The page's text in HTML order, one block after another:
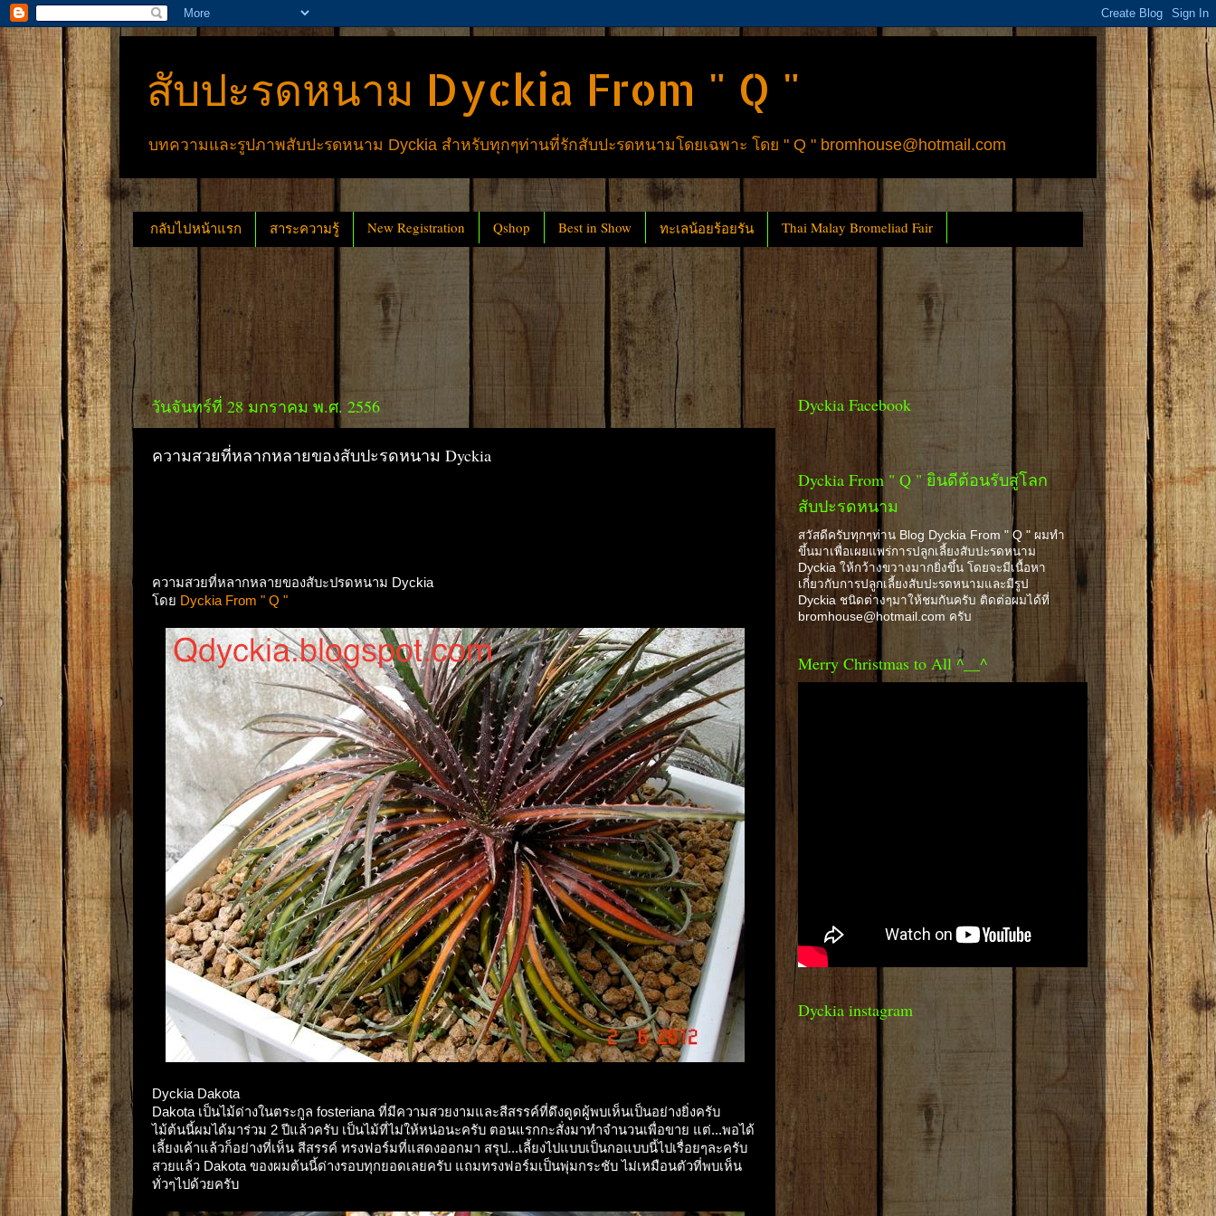
สับปะรดหนาม Dyckia From " Q "
บทความและรูปภาพสับปะรดหนาม Dyckia สำหรับทุกๆท่านที่รักสับปะรดหนามโดยเฉพาะ โดย " Q " bromhouse@hotmail.com
กลับไปหน้าแรก สาระความรู้ New Registration Qshop Best in Show ทะเลน้อยร้อยรัน Thai Malay Bromeliad Fair
วันจันทร์ที่ 28 มกราคม พ.ศ. 2556
ความสวยที่หลากหลายของสับปะรดหนาม Dyckia
ความสวยที่หลากหลายของสับะปรดหนาม Dyckia
โดย Dyckia From " Q "
Dyckia Dakota
Dakota เป็นไม้ด่างในตระกูล fosteriana ที่มีความสวยงามและสีสรรค์ที่ดึงดูดผู้พบเห็นเป็นอย่างยิ่งครับ
ไม้ต้นนี้ผมได้มาร่วม 2 ปีแล้วครับ เป็นไม้ที่ไม่ให้หน่อนะครับ ตอนแรกกะสั่งมาทำจำนวนเพื่อขาย แต่...พอได้
เลี้ยงเค้าแล้วก็อย่างที่เห็น สีสรรค์ ทรงฟอร์มที่แสดงออกมา สรุป...เลี้ยงไปแบบเป็นกอแบบนี้ไปเรื่อยๆละครับ
สวยแล้ว Dakota ของผมต้นนี้ด่างรอบทุกยอดเลยครับ แถมทรงฟอร์มเป็นพุ่มกระชับ ไม่เหมือนตัวที่พบเห็น
ทั่วๆไปด้วยครับ
Dyckia Facebook
Dyckia From " Q " ยินดีต้อนรับสู่โลก
สับปะรดหนาม
สวัสดีครับทุกๆท่าน Blog Dyckia From " Q " ผมทำ
ขึ้นมาเพื่อเผยแพร่การปลูกเลี้ยงสับปะรดหนาม
Dyckia ให้กว้างขวางมากยิ่งขึ้น โดยจะมีเนื้อหา
เกี่ยวกับการปลูกเลี้ยงสับปะรดหนามและมีรูป
Dyckia ชนิดต่างๆมาให้ชมกันครับ ติดต่อผมได้ที่
bromhouse@hotmail.com ครับ
Merry Christmas to All ^__^
Dyckia instagram